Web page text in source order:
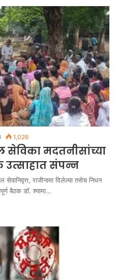
1,026
सेविका मदतनीसांच्या
उत्साहात संपन्न
राजीनामा दिलेल्या तसेच निधन
बैठक डॉ. श्यामा…